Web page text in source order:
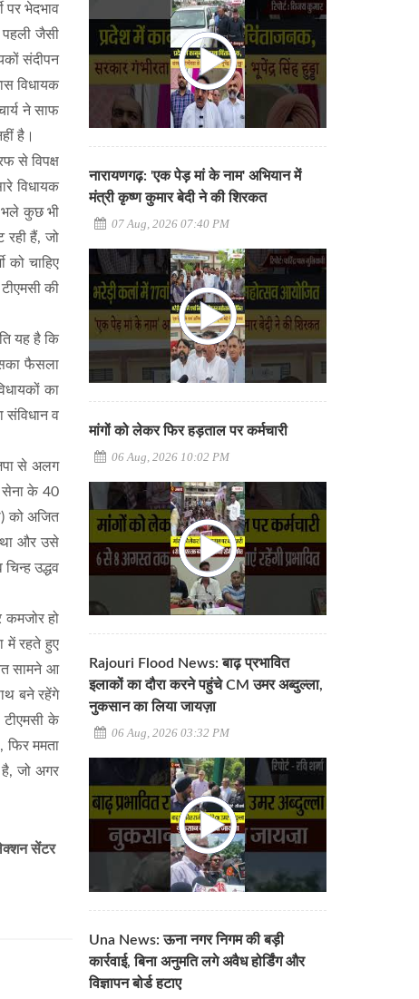
पर भेदभाव
पहली जैसी
संदीपन
विधायक
ने साफ
है।
से विपक्ष
विधायक
भले कुछ भी
रही हैं, जो
को चाहिए
की
यह है कि
फैसला
का
संविधान व
से अलग
सेना के 40
को अजित
था और उसे
उद्धव
कमजोर हो
में रहते हुए
सामने आ
बने रहेंगे
टीएमसी के
फिर ममता
है, जो अगर
सेंटर
नारायणगढ़: 'एक पेड़ मां के नाम' अभियान में
मंत्री कृष्ण कुमार बेदी ने की शिरकत
07 Aug, 2026 07:40 PM
मांगों को लेकर फिर हड़ताल पर कर्मचारी
06 Aug, 2026 10:02 PM
Rajouri Flood News: बाढ़ प्रभावित
इलाकों का दौरा करने पहुंचे CM उमर अब्दुल्ला,
नुकसान का लिया जायज़ा
06 Aug, 2026 03:32 PM
Una News: ऊना नगर निगम की बड़ी
कार्रवाई, बिना अनुमति लगे अवैध होर्डिंग और
विज्ञापन बोर्ड हटाए